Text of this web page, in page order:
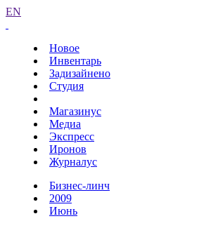
EN
Новое
Инвентарь
Задизайнено
Студия
Магазинус
Медиа
Экспресс
Иронов
Журналус
Бизнес-линч
2009
Июнь